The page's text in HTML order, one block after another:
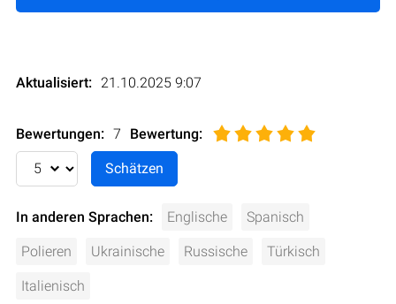
Aktualisiert: 21.10.2025 9:07
Bewertungen: 7 Bewertung:
In anderen Sprachen: Englische Spanisch
Polieren Ukrainische Russische Türkisch
Italienisch